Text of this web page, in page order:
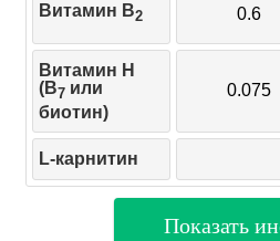
Витамин B2 0.6
Витамин H
(B7 или
биотин)
0.075
L-карнитин
Показать